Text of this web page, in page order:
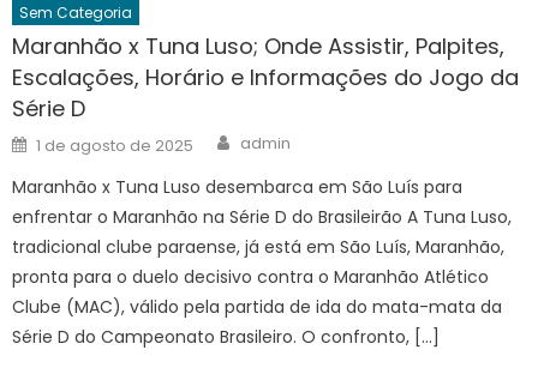
Sem Categoria
Maranhão x Tuna Luso; Onde Assistir, Palpites,
Escalações, Horário e Informações do Jogo da
Série D
Posted
on
1 de agosto de 2025 Author
admin
Maranhão x Tuna Luso desembarca em São Luís para
enfrentar o Maranhão na Série D do Brasileirão A Tuna Luso,
tradicional clube paraense, já está em São Luís, Maranhão,
pronta para o duelo decisivo contra o Maranhão Atlético
Clube (MAC), válido pela partida de ida do mata-mata da
Série D do Campeonato Brasileiro. O confronto, […]